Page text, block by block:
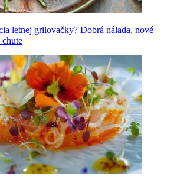
letnej grilovačky? Dobrá nálada, nové
chute